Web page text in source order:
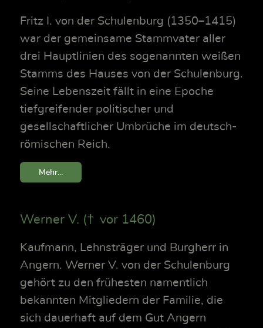
Fritz I. von der Schulenburg (1350–1415)
war der gemeinsame Stammvater aller
drei Hauptlinien des sogenannten weißen
Stamms des Hauses von der Schulenburg.
Seine Lebenszeit fällt in eine Epoche
tiefgreifender politischer und
gesellschaftlicher Umbrüche im deutsch-
römischen Reich.
Mehr...
Werner V. († vor 1460)
Kaufmann, Lehnsträger und Burgherr in
Angern. Werner V. von der Schulenburg
gehört zu den frühesten namentlich
bekannten Mitgliedern der Familie, die
sich dauerhaft auf dem Gut Angern